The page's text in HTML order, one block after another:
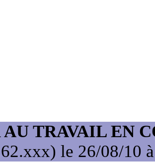
TRAVAIL EN
le 26/08/10